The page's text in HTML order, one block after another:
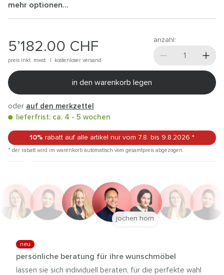
mehr optionen...
5’182.00 CHF
preis inkl. mwst. | kostenloser versand
anzahl:
in den warenkorb legen
oder auf den merkzettel
lieferfrist: ca. 4 - 5 wochen
10% rabatt auf alle artikel nur vom 7.8. bis 9.8.2026 *
* der rabatt wird im warenkorb automatisch vom gesamtpreis abgezogen.
neu
persönliche beratung für ihre wunschmöbel
lassen sie sich individuell beraten, für die perfekte wahl
jochen horn